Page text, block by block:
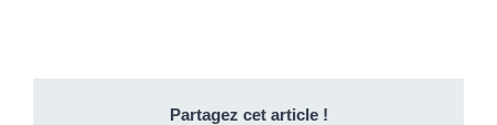
Partagez cet article !